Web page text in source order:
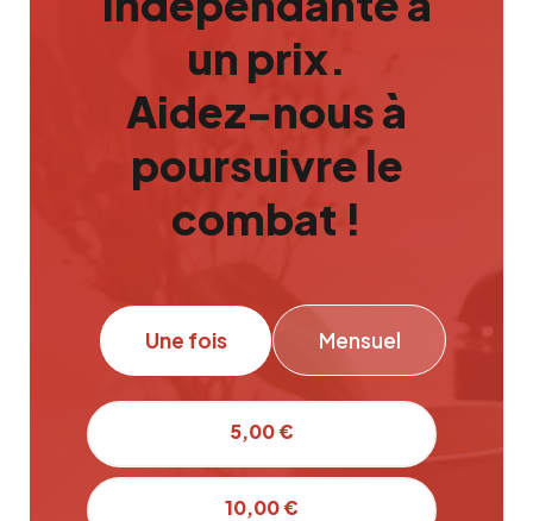
un prix.
Aidez-nous à
poursuivre le
combat !
Une fois Mensuel
5,00 €
10,00 €